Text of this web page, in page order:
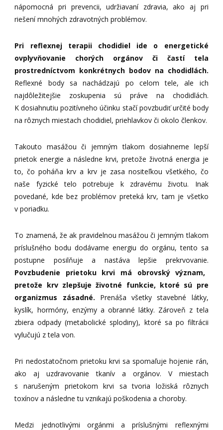
nápomocná pri prevencii, udržiavaní zdravia, ako aj pri
riešení mnohých zdravotných problémov.
Pri reflexnej terapii chodidiel ide o energetické
ovplyvňovanie chorých orgánov či častí tela
prostredníctvom konkrétnych bodov na chodidlách.
Reflexné body sa nachádzajú po celom tele, ale ich
najdôležitejšie zoskupenia sú práve na chodidlách.
K dosiahnutiu pozitívneho účinku stačí povzbudiť určité body
na rôznych miestach chodidiel, priehlavkov či okolo členkov.
Takouto masážou či jemným tlakom dosiahneme lepší
prietok energie a následne krvi, pretože životná energia je
to, čo poháňa krv a krv je zasa nositeľkou všetkého, čo
naše fyzické telo potrebuje k zdravému životu. Inak
povedané, kde bez problémov preteká krv, tam je všetko
v poriadku.
To znamená, že ak pravidelnou masážou či jemným tlakom
príslušného bodu dodávame energiu do orgánu, tento sa
postupne posilňuje a nastáva lepšie prekrvovanie.
Povzbudenie prietoku krvi má obrovský význam,
pretože krv zlepšuje životné funkcie, ktoré sú pre
organizmus zásadné. Prenáša všetky stavebné látky,
kyslík, hormóny, enzýmy a obranné látky. Zároveň z tela
zbiera odpady (metabolické splodiny), ktoré sa po filtrácii
vylučujú z tela von.
Pri nedostatočnom prietoku krvi sa spomaľuje hojenie rán,
ako aj uzdravovanie tkanív a orgánov. V miestach
s narušeným prietokom krvi sa tvoria ložiská rôznych
toxínov a následne tu vznikajú poškodenia a choroby.
Medzi jednotlivými orgánmi a príslušnými reflexnými